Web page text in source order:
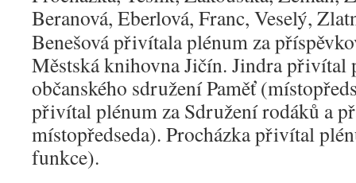
Beranová, Eberlová, Franc, Veselý,
Benešová přivítala plénum za
Městská knihovna Jičín. Jindra přivítal
občanského sdružení Paměť
přivítal plénum za Sdružení rodáků a
místopředseda). Procházka přivítal
funkce).